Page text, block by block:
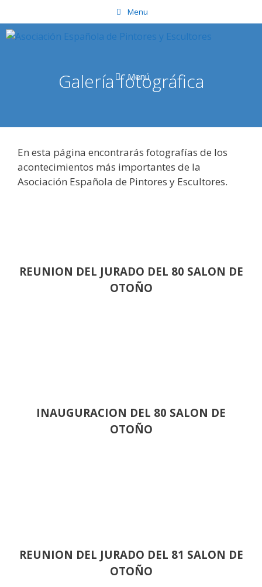
al
contenido
Menu
Menú
Galería fotográfica
En esta página encontrarás fotografías de los
acontecimientos más importantes de la
Asociación Española de Pintores y Escultores.
REUNION DEL JURADO DEL 80 SALON DE
OTOÑO
INAUGURACION DEL 80 SALON DE
OTOÑO
REUNION DEL JURADO DEL 81 SALON DE
OTOÑO